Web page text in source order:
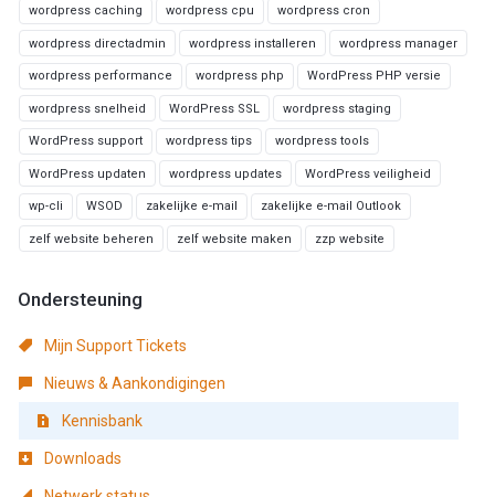
wordpress caching wordpress cpu wordpress cron
wordpress directadmin wordpress installeren wordpress manager
wordpress performance wordpress php WordPress PHP versie
wordpress snelheid WordPress SSL wordpress staging
WordPress support wordpress tips wordpress tools
WordPress updaten wordpress updates WordPress veiligheid
wp-cli WSOD zakelijke e-mail zakelijke e-mail Outlook
zelf website beheren zelf website maken zzp website
Ondersteuning
Mijn Support Tickets
Nieuws & Aankondigingen
Kennisbank
Downloads